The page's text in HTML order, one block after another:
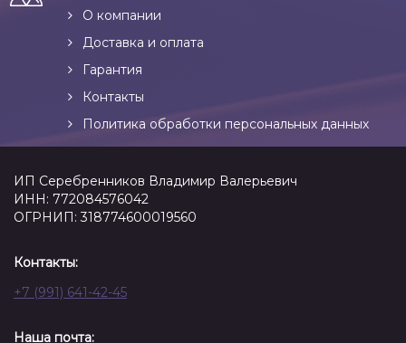
О компании
Доставка и оплата
Гарантия
Контакты
Политика обработки персональных данных
ИП Серебренников Владимир Валерьевич
ИНН: 772084576042
ОГРНИП: 318774600019560
Контакты:
+7 (991) 641-42-45
Наша почта: